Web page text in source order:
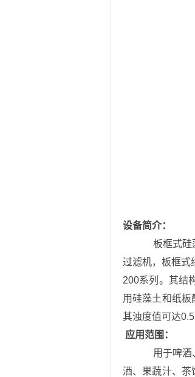
设备简介：
板框式
过滤机，板框式
200系列。 其结
用硅藻土和纸
其浊度值可达
应用范围：
用于啤
酒、果蔬汁、茶